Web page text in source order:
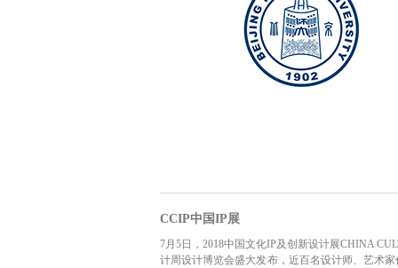
CCIP中国IP展
7月5日，2018中国文化IP及创新设计展CHINA
计周设计博览会盛大发布，近百名设计师、艺术